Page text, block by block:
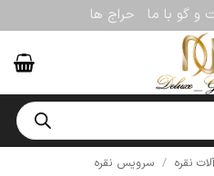
و گو با ما حراج ها
نقره / سرویس نقره